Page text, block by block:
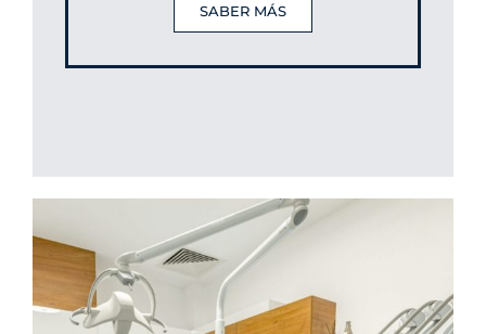
SABER MÁS